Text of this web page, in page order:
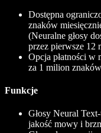
Dostępna
znaków
(Neuralne głosy
przez pierwsze 12
Opcja płatności w
za 1 milion
Funkcje
Głosy Neural
jakość mowy i